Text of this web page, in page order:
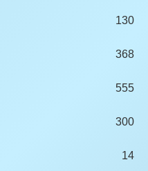
130
368
555
300
14